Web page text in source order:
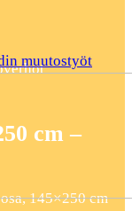
muutostyöt
cm –
145×250 cm